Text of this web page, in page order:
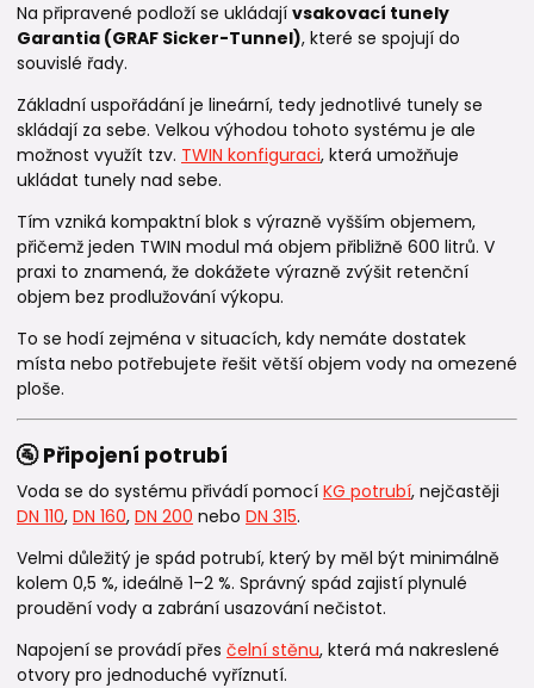
Na připravené podloží se ukládají vsakovací tunely
Garantia (GRAF Sicker-Tunnel), které se spojují do
souvislé řady.
Základní uspořádání je lineární, tedy jednotlivé tunely se
skládají za sebe. Velkou výhodou tohoto systému je ale
možnost využít tzv. TWIN konfiguraci, která umožňuje
ukládat tunely nad sebe.
Tím vzniká kompaktní blok s výrazně vyšším objemem,
přičemž jeden TWIN modul má objem přibližně 600 litrů. V
praxi to znamená, že dokážete výrazně zvýšit retenční
objem bez prodlužování výkopu.
To se hodí zejména v situacích, kdy nemáte dostatek
místa nebo potřebujete řešit větší objem vody na omezené
ploše.
🚰 Připojení potrubí
Voda se do systému přivádí pomocí KG potrubí, nejčastěji
DN 110, DN 160, DN 200 nebo DN 315.
Velmi důležitý je spád potrubí, který by měl být minimálně
kolem 0,5 %, ideálně 1–2 %. Správný spád zajistí plynulé
proudění vody a zabrání usazování nečistot.
Napojení se provádí přes čelní stěnu, která má nakreslené
otvory pro jednoduché vyříznutí.